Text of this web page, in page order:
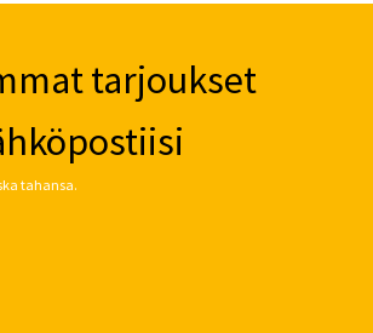
tarjoukset
tahansa.